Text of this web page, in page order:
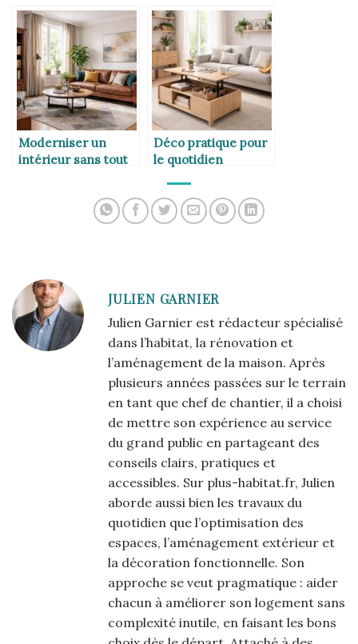
Moderniser un
intérieur sans tout
Déco pratique pour
le quotidien
JULIEN GARNIER
Julien Garnier est rédacteur spécialisé
dans l’habitat, la rénovation et
l’aménagement de la maison. Après
plusieurs années passées sur le terrain
en tant que chef de chantier, il a choisi
de mettre son expérience au service
du grand public en partageant des
conseils clairs, pratiques et
accessibles. Sur plus-habitat.fr, Julien
aborde aussi bien les travaux du
quotidien que l’optimisation des
espaces, l’aménagement extérieur et
la décoration fonctionnelle. Son
approche se veut pragmatique : aider
chacun à améliorer son logement sans
complexité inutile, en faisant les bons